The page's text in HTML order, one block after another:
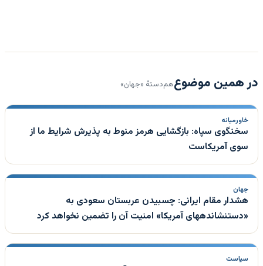
در همین موضوعهم‌دستهٔ «جهان»
خاورمیانه
سخنگوی سپاه: بازگشایی هرمز منوط به پذیرش شرایط ما از
سوی آمریکاست
جهان
هشدار مقام ایرانی: چسبیدن عربستان سعودی به
«دستنشاندههای آمریکا» امنیت آن را تضمین نخواهد کرد
سیاست